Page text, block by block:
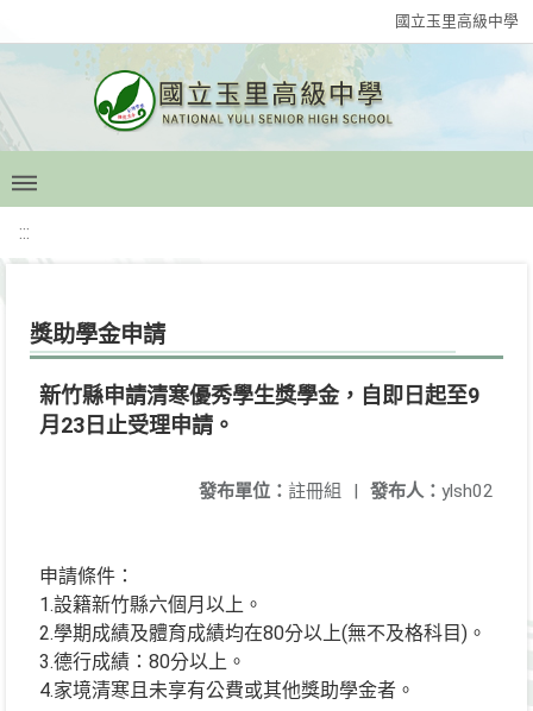
國立玉里高級中學
:::
獎助學金申請
新竹縣申請清寒優秀學生獎學金，自即日起至9
月23日止受理申請。
發布人： ylsh02
發布單位： 註冊組 |
申請條件：
1.設籍新竹縣六個月以上。
2.學期成績及體育成績均在80分以上(無不及格科目)。
3.德行成績：80分以上。
4.家境清寒且未享有公費或其他獎助學金者。